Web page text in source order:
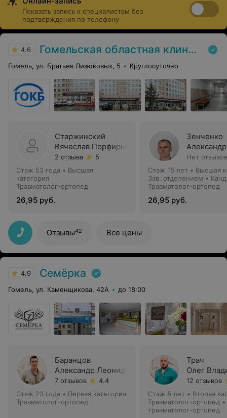
Показать запись к специалистам без
подтверждения по телефону
4.6 Гомельская областная клиническая больница
Гомель, ул. Братьев Лизюковых, 5 Круглосуточно
Старжинский
Вячеслав Порфирьевич
2 отзыва
5
Стаж 53 года • Высшая
категория
Травматолог-ортопед
26,95 руб.
Зенченко
Нет отзывов
Стаж 15 лет • Высшая
Зав. отделением •
медицинских наук
Травматолог-ортопед
26,95 руб.
Отзывы42 Все цены
4.9 Семёрка
Гомель, ул. Каменщикова, 42А до 18:00
Баранцов
Александр Леонидович
7 отзывов
4.4
Стаж 23 года • Первая категория
Травматолог-ортопед
Трач
Олег
12 отзывов
Стаж 5 лет • Вторая
Травматолог-ортопед
травматолог-ортопед